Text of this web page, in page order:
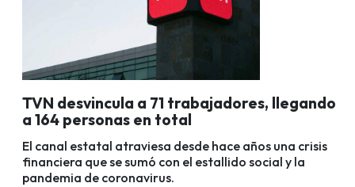
TVN desvincula a 71 trabajadores, llegando
a 164 personas en total
El canal estatal atraviesa desde hace años una crisis
financiera que se sumó con el estallido social y la
pandemia de coronavirus.